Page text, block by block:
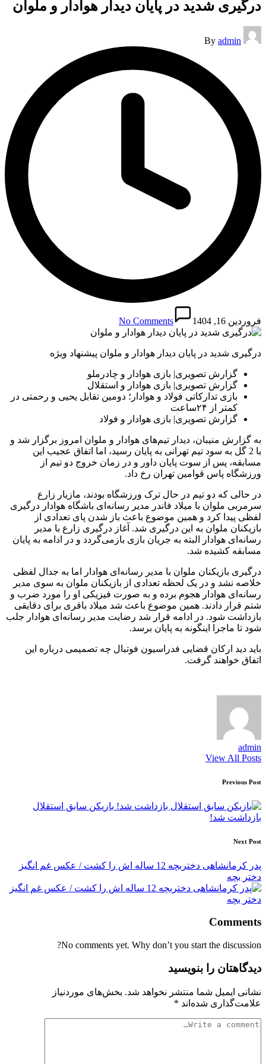
درگیری شدید در پایان دیدار هوادار و ملوان
Posted
by
By admin
فروردین 16, 1404 No Comments
درگیری شدید در پایان دیدار هوادار و ملوان پیشنهاد ویژه
گزارش تصویری| بازی هوادار و چادرملو
گزارش تصویری| بازی هوادار و استقلال
بازی تدارکاتی فولاد و هوادار؛ دومین تقابل یحیی و رحمتی در
کمتر از ۲۴ساعت
گزارش تصویری| بازی هوادار و فولاد
به گزارش منیبان، دیدار تیم‌های هوادار و ملوان امروز برگزار شد و
با 2 گل به سود تیم تهرانی به پایان رسید، اما اتفاق عجیب این
مسابقه، پس از سوت پایان داور و در زمان خروج دو تیم از
ورزشگاه پاس قوامین تهران رخ داد.
در حالی که دو تیم در حال ترک ورزشگاه بودند، مازیار زارع
سرمربی ملوان با میلاد فاندر مدیر رسانه‌ای باشگاه هوادار درگیری
لفظی پیدا کرد و همین موضوع باعث باز شدن پای تعدادی از
بازیکنان ملوان به این درگیری شد. آغاز درگیری زارع با مدیر
رسانه‌ای هوادار البته به جریان بازی بازمی‌گردد و در ادامه به پایان
مسابقه کشیده شد.
درگیری بازیکنان ملوان با مدیر رسانه‌ای هوادار اما به جدال لفظی
خلاصه نشد و در یک لحظه تعدادی از بازیکنان ملوان به سوی مدیر
رسانه‌ای هوادار هجوم برده و به صورت فیزیکی او را مورد ضرب و
شتم قرار دادند. همین موضوع باعث شد میلاد باقری برای دقایقی
بازداشت شود. در ادامه قرار شد رضایت مدیر رسانه‌ای هوادار جلب
شود تا ماجرا اینگونه به پایان برسد.
باید دید ارکان قضایی فدراسیون فوتبال چه تصمیمی درباره این
اتفاق خواهند گرفت.
admin
View All Posts
Post
navigation
Previous Post
بازیکن سابق استقلال
بازداشت شد!
Next Post
پدر کرمانشاهی دختربچه 12 ساله اش را کشت / عکس غم انگیز
دختر بچه
Comments
No comments yet. Why don’t you start the discussion?
دیدگاهتان را بنویسید
نشانی ایمیل شما منتشر نخواهد شد. بخش‌های موردنیاز
علامت‌گذاری شده‌اند *